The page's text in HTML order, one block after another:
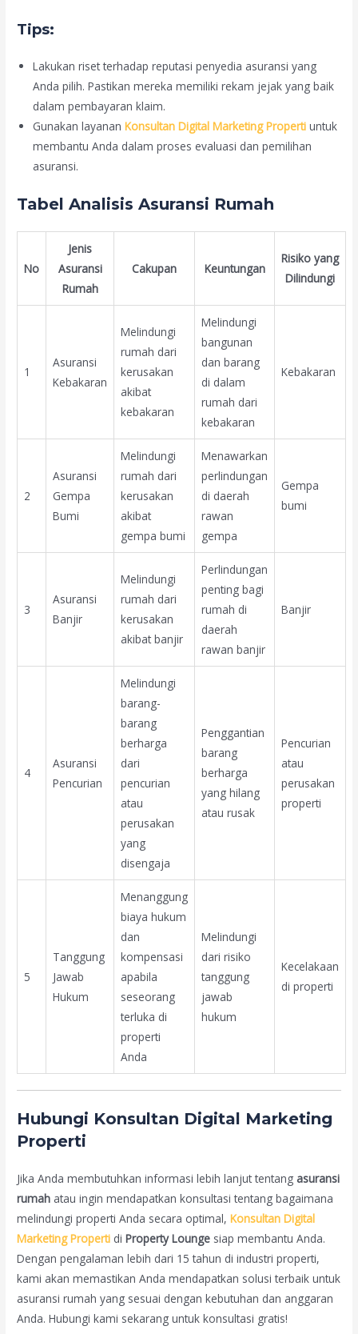
Tips:
Lakukan riset terhadap reputasi penyedia asuransi yang
Anda pilih. Pastikan mereka memiliki rekam jejak yang baik
dalam pembayaran klaim.
Gunakan layananKonsultan Digital Marketing Properti untuk
membantu Anda dalam proses evaluasi dan pemilihan
asuransi.
Tabel Analisis Asuransi Rumah
No
Jenis
Asuransi
Rumah
Cakupan Keuntungan
Risiko yang
Dilindungi
1
Asuransi
Kebakaran
Melindungi
rumah dari
kerusakan
akibat
kebakaran
Melindungi
bangunan
dan barang
di dalam
rumah dari
kebakaran
Kebakaran
2
Asuransi
Gempa
Bumi
Melindungi
rumah dari
kerusakan
akibat
gempa bumi
Menawarkan
perlindungan
di daerah
rawan
gempa
Gempa
bumi
3
Asuransi
Banjir
Melindungi
rumah dari
kerusakan
akibat banjir
Perlindungan
penting bagi
rumah di
daerah
rawan banjir
Banjir
4
Asuransi
Pencurian
Melindungi
barang-
barang
berharga
dari
pencurian
atau
perusakan
yang
disengaja
Penggantian
barang
berharga
yang hilang
atau rusak
Pencurian
atau
perusakan
properti
5
Tanggung
Jawab
Hukum
Menanggung
biaya hukum
dan
kompensasi
apabila
seseorang
terluka di
properti
Anda
Melindungi
dari risiko
tanggung
jawab
hukum
Kecelakaan
di properti
Hubungi Konsultan Digital Marketing
Properti
Jika Anda membutuhkan informasi lebih lanjut tentang asuransi
rumah atau ingin mendapatkan konsultasi tentang bagaimana
melindungi properti Anda secara optimal,Konsultan Digital
Marketing Properti diProperty Lounge siap membantu Anda.
Dengan pengalaman lebih dari 15 tahun di industri properti,
kami akan memastikan Anda mendapatkan solusi terbaik untuk
asuransi rumah yang sesuai dengan kebutuhan dan anggaran
Anda. Hubungi kami sekarang untuk konsultasi gratis!